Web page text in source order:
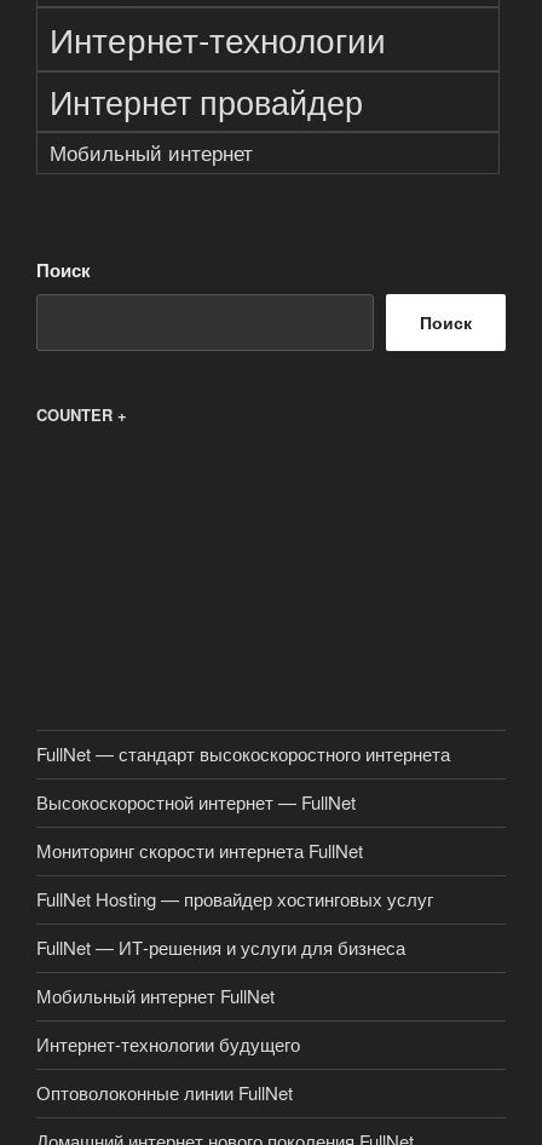
Интернет-технологии
Интернет провайдер
Мобильный интернет
Поиск
Поиск
COUNTER +
FullNet — стандарт высокоскоростного интернета
Высокоскоростной интернет — FullNet
Мониторинг скорости интернета FullNet
FullNet Hosting — провайдер хостинговых услуг
FullNet — ИТ-решения и услуги для бизнеса
Мобильный интернет FullNet
Интернет-технологии будущего
Оптоволоконные линии FullNet